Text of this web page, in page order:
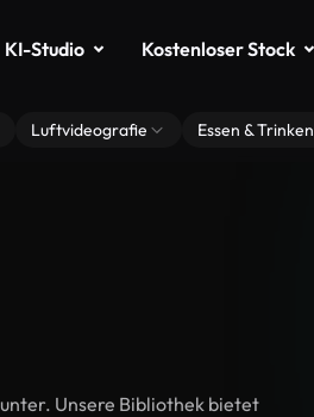
KI-Studio Kostenloser Stock
Luftvideografie Essen & Trinken
Unsere Bibliothek bietet